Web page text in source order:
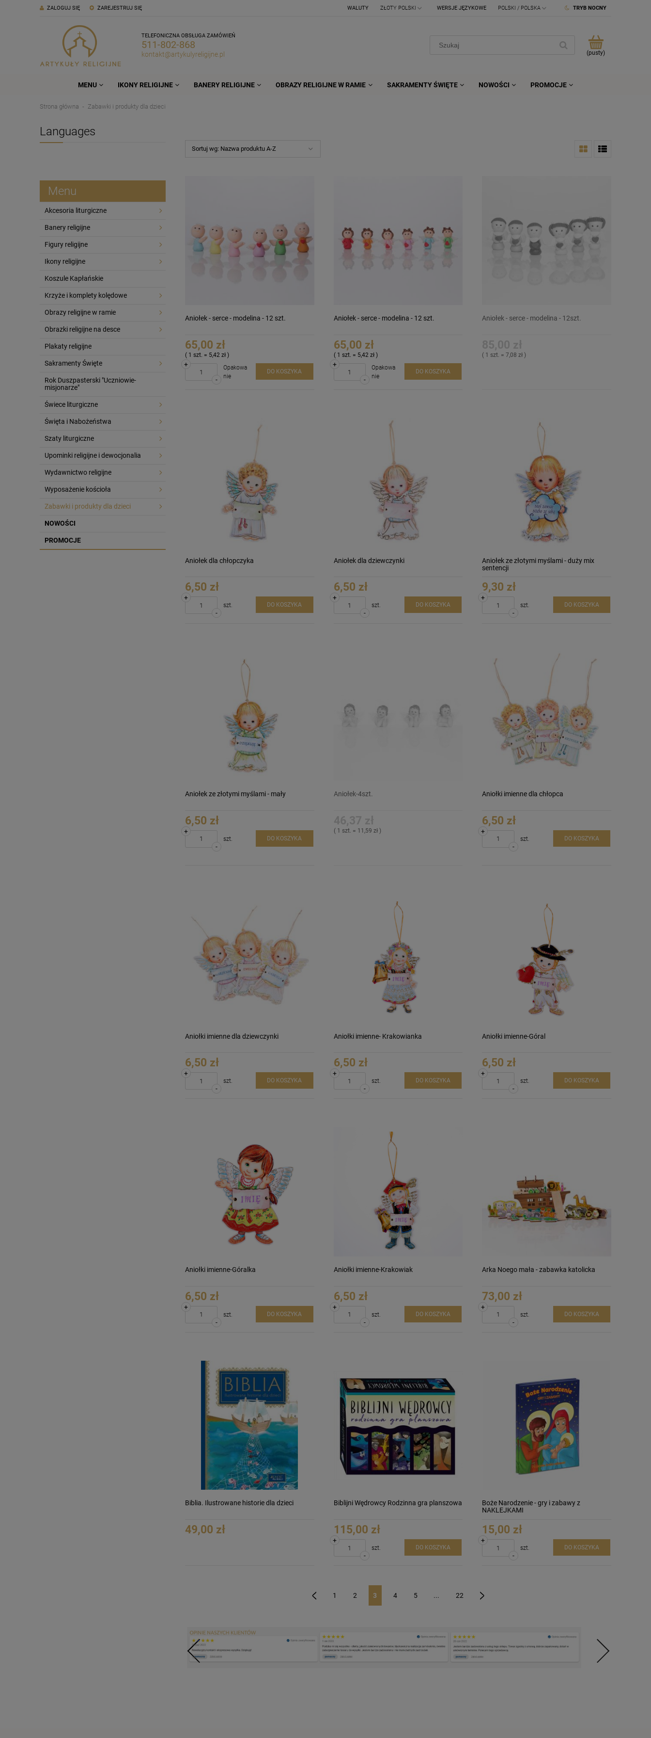
ZAREJESTRUJ SIĘ
ZALOGUJ SIĘ TRYB NOCNY
WERSJE JĘZYKOWE
WALUTY
TELEFONICZNA OBSŁUGA ZAMÓWIEŃ
511-802-868
kontakt@artykulyreligijne.pl (pusty)
MENU IKONY RELIGIJNE BANERY RELIGIJNE OBRAZY RELIGIJNE W RAMIE SAKRAMENTY ŚWIĘTE NOWOŚCI PROMOCJE
Strona główna Zabawki i produkty dla dzieci
Languages
Menu
Akcesoria liturgiczne
Banery religijne
Figury religijne
Ikony religijne
Koszule Kapłańskie
Krzyże i komplety kolędowe
Obrazy religijne w ramie
Obrazki religijne na desce
Plakaty religijne
Sakramenty Święte
Rok Duszpasterski "Uczniowie-
misjonarze"
Świece liturgiczne
Święta i Nabożeństwa
Szaty liturgiczne
Upominki religijne i dewocjonalia
Wydawnictwo religijne
Wyposażenie kościoła
Zabawki i produkty dla dzieci
NOWOŚCI
PROMOCJE
Sortuj wg: Nazwa produktu A-Z
Aniołek - serce - modelina - 12 szt.
65,00 zł
( 1 szt. = 5,42 zł )
-
+
Opakowa
nie
DO KOSZYKA
Aniołek - serce - modelina - 12 szt.
65,00 zł
( 1 szt. = 5,42 zł )
-
+
Opakowa
nie
DO KOSZYKA
Aniołek - serce - modelina - 12szt.
( 1 szt. = 7,08 zł )
Aniołek dla chłopczyka
6,50 zł
-
+
szt. DO KOSZYKA
Aniołek dla dziewczynki
6,50 zł
-
+
szt. DO KOSZYKA
Aniołek ze złotymi myślami - duży mix
sentencji
9,30 zł
-
+
szt. DO KOSZYKA
Aniołek ze złotymi myślami - mały
6,50 zł
-
+
szt. DO KOSZYKA
Aniołek-4szt.
( 1 szt. = 11,59 zł )
Aniołki imienne dla chłopca
6,50 zł
-
+
szt. DO KOSZYKA
Aniołki imienne dla dziewczynki
6,50 zł
-
+
szt. DO KOSZYKA
Aniołki imienne- Krakowianka
6,50 zł
-
+
szt. DO KOSZYKA
Aniołki imienne-Góral
6,50 zł
-
+
szt. DO KOSZYKA
Aniołki imienne-Góralka
6,50 zł
-
+
szt. DO KOSZYKA
Aniołki imienne-Krakowiak
6,50 zł
-
+
szt. DO KOSZYKA
Arka Noego mała - zabawka katolicka
73,00 zł
-
+
szt. DO KOSZYKA
Biblia. Ilustrowane historie dla dzieci
49,00 zł
Biblijni Wędrowcy Rodzinna gra planszowa
115,00 zł
-
+
szt. DO KOSZYKA
Boże Narodzenie - gry i zabawy z
NAKLEJKAMI
15,00 zł
-
+
szt. DO KOSZYKA
1 2 3 4 5 ... 22